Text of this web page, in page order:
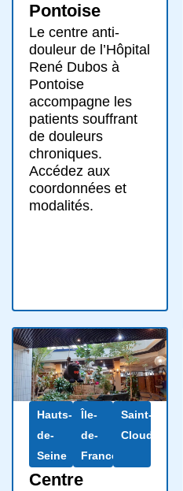
Pontoise
Le centre anti-
douleur de l’Hôpital
René Dubos à
Pontoise
accompagne les
patients souffrant
de douleurs
chroniques.
Accédez aux
coordonnées et
modalités.
Hauts-
de-
Seine
Île-
de-
France
Saint-
Cloud
Centre